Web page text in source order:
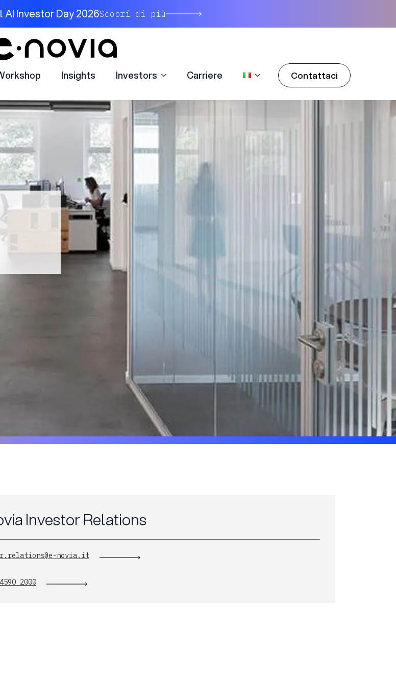
AI Investor Day 2026Scopri di più
Insights Investors Carriere Contattaci
Investor Relations
novia.it
2000